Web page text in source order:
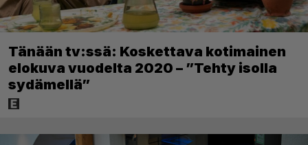
Tänään tv:ssä: Koskettava kotimainen
elokuva vuodelta 2020 – ”Tehty isolla
sydämellä”